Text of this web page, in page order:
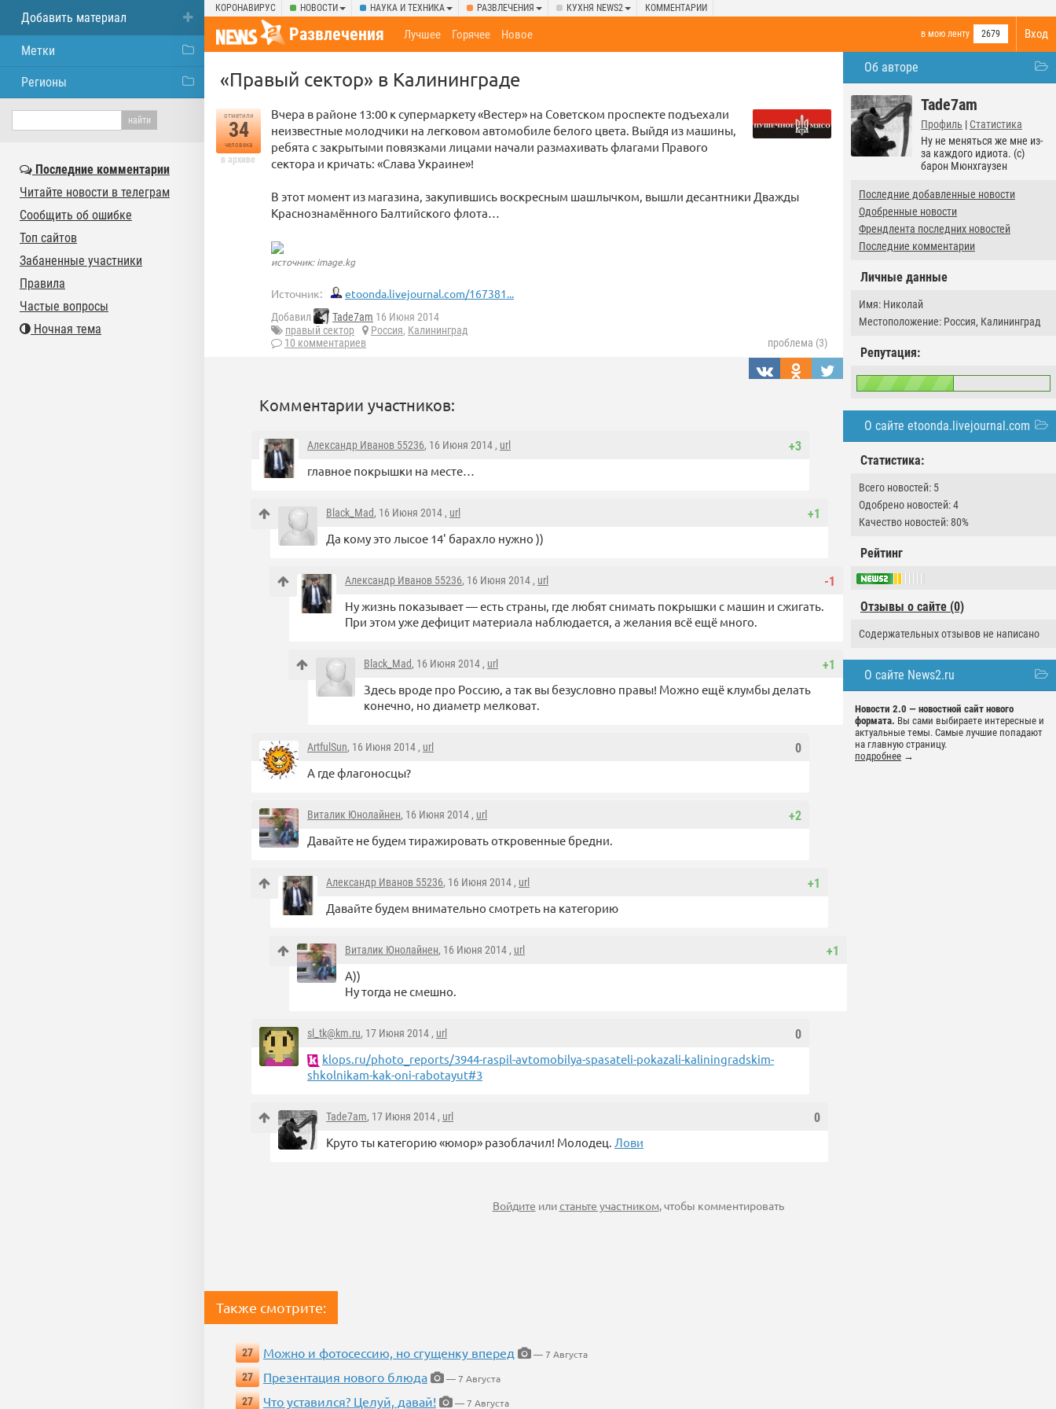
КОРОНАВИРУС НОВОСТИ НАУКА И ТЕХНИКА РАЗВЛЕЧЕНИЯ КУХНЯ NEWS2 КОММЕНТАРИИ
Вход
Развлечения в мою ленту 2679
Лучшее Горячее Новое
Об авторе
Tade7am
Профиль | Статистика
Ну не меняться же мне из-
за каждого идиота. (с)
барон Мюнхгаузен
Последние добавленные новости
Одобренные новости
Френдлента последних новостей
Последние комментарии
Личные данные
Имя: Николай
Местоположение: Россия, Калининград
Репутация:
О сайте etoonda.livejournal.com
Статистика:
Всего новостей: 5
Одобрено новостей: 4
Качество новостей: 80%
Рейтинг
Отзывы о сайте (0)
Содержательных отзывов не написано
О сайте News2.ru
Новости 2.0 — новостной сайт нового
формата. Вы сами выбираете интересные и
актуальные темы. Самые лучшие попадают
на главную страницу.
подробнее →
«Правый сектор» в Калининграде
отметили
34
человека
в архиве
Вчера в районе 13:00 к супермаркету «Вестер» на Советском проспекте подъехали
неизвестные молодчики на легковом автомобиле белого цвета. Выйдя из машины,
ребята с закрытыми повязками лицами начали размахивать флагами Правого
сектора и кричать: «Слава Украине»!
В этот момент из магазина, закупившись воскресным шашлычком, вышли десантники Дважды
Краснознамённого Балтийского флота…
источник: image.kg
Источник: etoonda.livejournal.com/167381...
Добавил Tade7am 16 Июня 2014
правый сектор
Россия, Калининград
10 комментариев
проблема (3)
Комментарии участников:
+3
Александр Иванов 55236, 16 Июня 2014 , url
главное покрышки на месте…
+1
Black_Mad, 16 Июня 2014 , url
Да кому это лысое 14' барахло нужно ))
-1
Александр Иванов 55236, 16 Июня 2014 , url
Ну жизнь показывает — есть страны, где любят снимать покрышки с машин и сжигать.
При этом уже дефицит материала наблюдается, а желания всё ещё много.
+1
Black_Mad, 16 Июня 2014 , url
Здесь вроде про Россию, а так вы безусловно правы! Можно ещё клумбы делать
конечно, но диаметр мелковат.
0
ArtfulSun, 16 Июня 2014 , url
А где флагоносцы?
+2
Виталик Юнолайнен, 16 Июня 2014 , url
Давайте не будем тиражировать откровенные бредни.
+1
Александр Иванов 55236, 16 Июня 2014 , url
Давайте будем внимательно смотреть на категорию
+1
Виталик Юнолайнен, 16 Июня 2014 , url
А))
Ну тогда не смешно.
0
sl_tk@km.ru, 17 Июня 2014 , url
klops.ru/photo_reports/3944-raspil-avtomobilya-spasateli-pokazali-kaliningradskim-
shkolnikam-kak-oni-rabotayut#3
0
Tade7am, 17 Июня 2014 , url
Круто ты категорию «юмор» разоблачил! Молодец. Лови
Войдите илистаньте участником, чтобы комментировать
Также смотрите:
27 Можно и фотосессию, но сгущенку вперед
— 7 Августа
27
Презентация нового блюда
— 7 Августа
27
Что уставился? Целуй, давай! — 7 Августа
Добавить материал
Метки
Регионы
Последние комментарии
Читайте новости в телеграм
Сообщить об ошибке
Топ сайтов
Забаненные участники
Правила
Частые вопросы
Ночная тема